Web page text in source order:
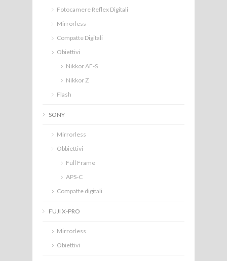
Fotocamere Reflex Digitali
Mirrorless
Compatte Digitali
Obiettivi
Nikkor AF-S
Nikkor Z
Flash
SONY
Mirrorless
Obbiettivi
Full Frame
APS-C
Compatte digitali
FUJI X-PRO
Mirrorless
Obiettivi